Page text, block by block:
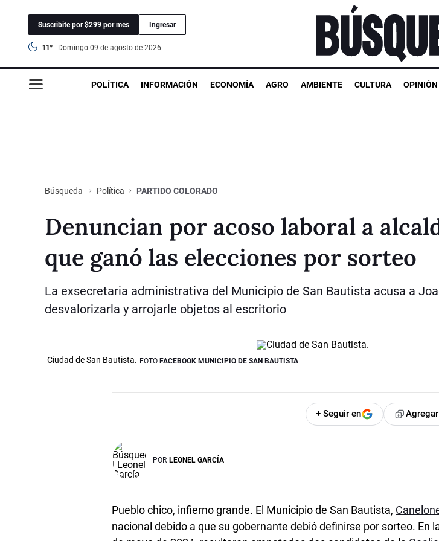
Suscribite por $299 por mes Ingresar
11° domingo 09 de agosto de 2026
POLÍTICA INFORMACIÓN ECONOMÍA AGRO AMBIENTE CULTURA OPINIÓN
Búsqueda Política PARTIDO COLORADO
Denuncian por acoso laboral a
que ganó las elecciones por sorteo
La exsecretaria administrativa del Municipio de San Bautista acusa a
desvalorizarla y arrojarle objetos al escritorio
Ciudad de San Bautista. FOTO FACEBOOK MUNICIPIO DE SAN BAUTISTA
+ Seguir en
POR LEONEL GARCÍA
Pueblo chico, infierno grande. El Municipio de San Bautista,
nacional debido a que su gobernante debió definirse por sorteo. En